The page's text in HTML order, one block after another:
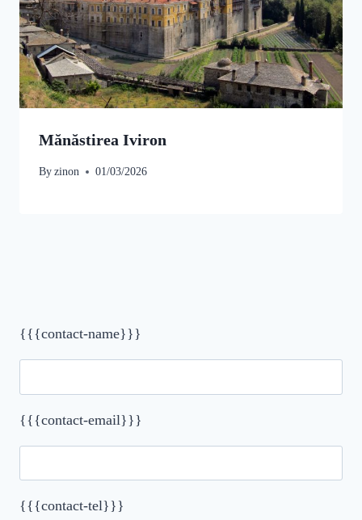
Mănăstirea Iviron
Byzinon 01/03/2026
{{{contact-name}}}
{{{contact-email}}}
{{{contact-tel}}}